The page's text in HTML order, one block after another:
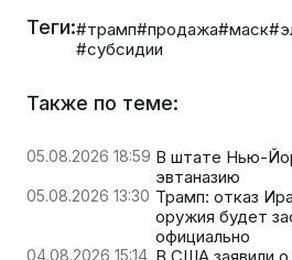
Теги:#трамп#продажа#маск
#субсидии
Также по теме:
05.08.2026 18:59 В штате Нью-
эвтаназию
05.08.2026 13:30 Трамп: отказ
оружия будет
официально
04.08.2026 15:14